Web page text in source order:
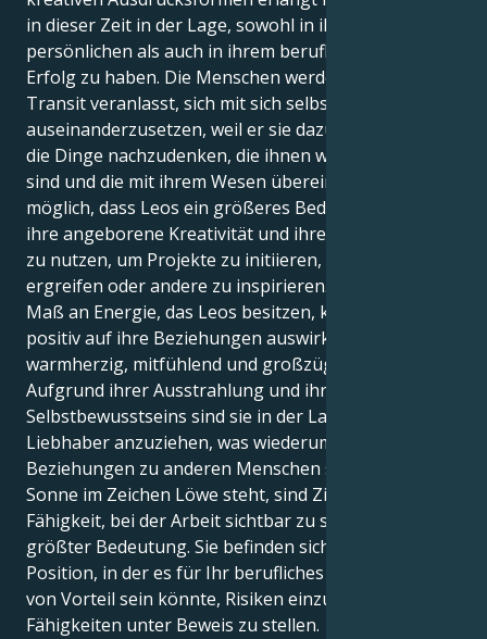
in dieser Zeit in der Lage, sowohl in ihrem
persönlichen als auch in ihrem beruflichen Leben
Erfolg zu haben. Die Menschen werden durch diesen
Transit veranlasst, sich mit sich selbst
auseinanderzusetzen, weil er sie dazu bringt, über
die Dinge nachzudenken, die ihnen wirklich wichtig
sind und die mit ihrem Wesen übereinstimmen. Es ist
möglich, dass Leos ein größeres Bedürfnis haben,
ihre angeborene Kreativität und ihren Enthusiasmus
zu nutzen, um Projekte zu initiieren, die Initiative zu
ergreifen oder andere zu inspirieren. Das erhöhte
Maß an Energie, das Leos besitzen, könnte sich
positiv auf ihre Beziehungen auswirken, da sie stets
warmherzig, mitfühlend und großzügig sind.
Aufgrund ihrer Ausstrahlung und ihres
Selbstbewusstseins sind sie in der Lage, Freunde und
Liebhaber anzuziehen, was wiederum ihre
Beziehungen zu anderen Menschen stärkt. Wenn die
Sonne im Zeichen Löwe steht, sind Ziele und die
Fähigkeit, bei der Arbeit sichtbar zu sein, von
größter Bedeutung. Sie befinden sich jetzt in einer
Position, in der es für Ihr berufliches Fortkommen
von Vorteil sein könnte, Risiken einzugehen und Ihre
Fähigkeiten unter Beweis zu stellen.